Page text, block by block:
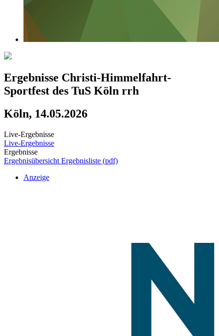
Ergebnisse Christi-Himmelfahrt-
Sportfest des TuS Köln rrh
Köln, 14.05.2026
Live-Ergebnisse
Live-Ergebnisse
Ergebnisse
Ergebnisübersicht Ergebnisliste (pdf)
Anzeige